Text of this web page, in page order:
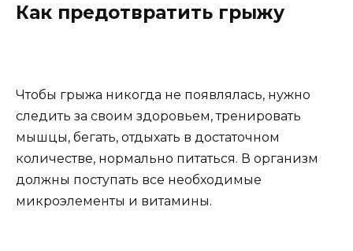
Как предотвратить грыжу
Чтобы грыжа никогда не появлялась, нужно
следить за своим здоровьем, тренировать
мышцы, бегать, отдыхать в достаточном
количестве, нормально питаться. В организм
должны поступать все необходимые
микроэлементы и витамины.